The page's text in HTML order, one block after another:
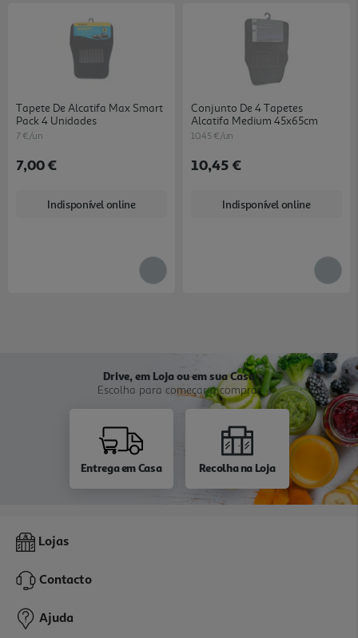
Tapete De Alcatifa Max Smart
Pack 4 Unidades
7 €/un
7,00 €
Indisponível online
Conjunto De 4 Tapetes
Alcatifa Medium 45x65cm
10.45 €/un
10,45 €
Indisponível online
Drive, em Loja ou em sua Casa
Escolha para começar a comprar
Entrega em Casa Recolha na Loja
Lojas
Contacto
Ajuda